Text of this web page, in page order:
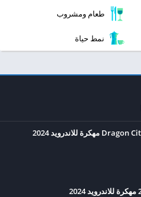
طعام ومشروب
نمط حياة